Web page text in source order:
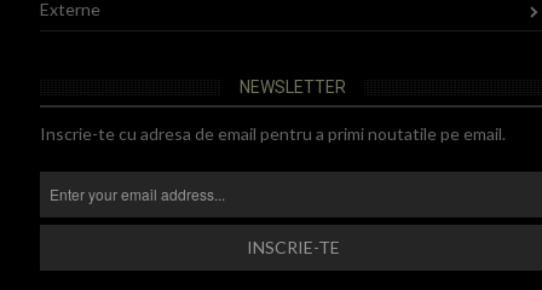
Externe
NEWSLETTER
Inscrie-te cu adresa de email pentru a primi noutatile pe email.